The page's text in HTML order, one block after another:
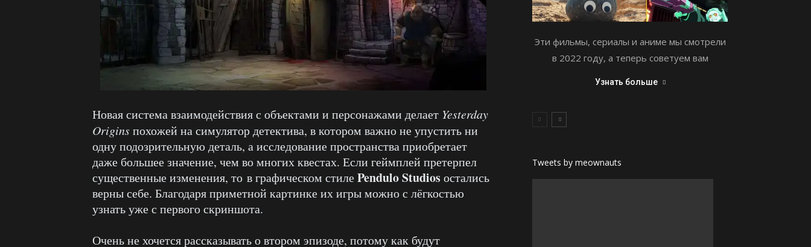
Новая система взаимодействия с объектами и персонажами делает Yesterday
Originsпохожей на симулятор детектива, в котором важно не упустить ни
одну подозрительную деталь, а исследование пространства приобретает
даже большее значение, чем во многих квестах. Если геймплей претерпел
существенные изменения, то в графическом стилеPendulo Studiosостались
верны себе. Благодаря приметной картинке их игры можно с лёгкостью
узнать уже с первого скриншота.
Очень не хочется рассказывать о втором эпизоде, потому как будут
Эти фильмы, сериалы и аниме мы смотрели
в 2022 году, а теперь советуем вам
Узнать больше
Tweets by meownauts